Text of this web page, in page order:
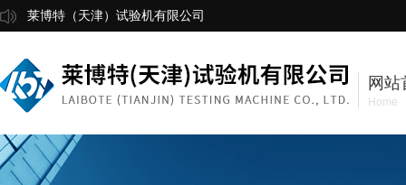
莱博特（天津）试验机有限公司
网站
Home